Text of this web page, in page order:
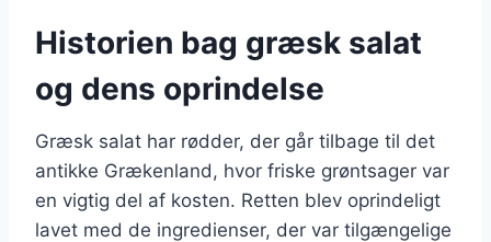
Historien bag græsk salat
og dens oprindelse
Græsk salat har rødder, der går tilbage til det
antikke Grækenland, hvor friske grøntsager var
en vigtig del af kosten. Retten blev oprindeligt
lavet med de ingredienser, der var tilgængelige